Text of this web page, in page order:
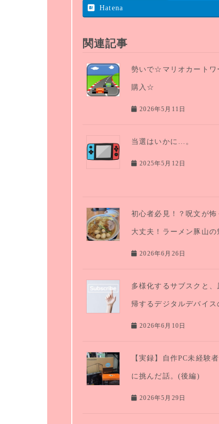
Hatena
関連記事
勢いで☆マリオカートワ
購入☆
2026年5月11日
当選はいかに…。
2025年5月12日
初心者必見！？呪文が怖
大丈夫！ラーメン豚山の
2026年6月26日
多様化するサブスクと、
帰するデジタルデバイス
2026年6月10日
【実録】自作PC未経験
に挑んだ話。(後編)
2026年5月29日